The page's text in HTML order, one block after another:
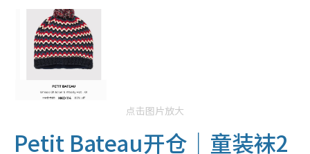
点击图片放大
Petit Bateau开仓｜童装袜2